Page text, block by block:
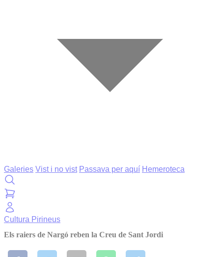
Galeries Vist i no vist Passava per aquí Hemeroteca
Cultura Pirineus
Els raiers de Nargó reben la Creu de Sant Jordi